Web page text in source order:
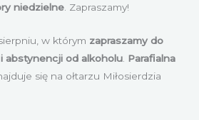
niedzielne . Zapraszamy!
w którym zapraszamy do
abstynencji od alkoholu Parafialna
się na ołtarzu Miłosierdzia